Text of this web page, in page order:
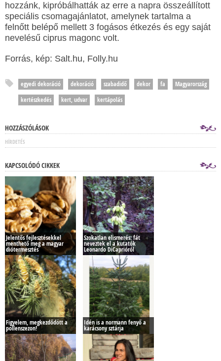
hozzánk, kipróbálhatták az erre a napra összeállított
speciális csomagajánlatot, amelynek tartalma a
felnőtt belépő mellett 3 fogásos étkezés és egy saját
nevelésű ciprus magonc volt.
Forrás, kép: Salt.hu, Folly.hu
egyedi dekoráció dekoráció szabadidő dekor fa
Magyarország
kertészkedés
kert, udvar kertápolás
HOZZÁSZÓLÁSOK
HÍRDETÉS
KAPCSOLÓDÓ CIKKEK
Jelentős fejlesztésekkel
menthető meg a magyar
diótermesztés
Szokatlan elismerés: fát
neveztek el a kutatók
Leonardo DiCaprióról
Figyelem, megkezdődött a
pollenszezon!
Idén is a normann fenyő a
karácsony sztárja